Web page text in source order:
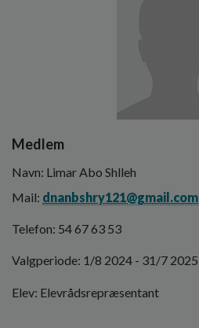
Medlem
Navn: Limar Abo Shlleh
Mail: dnanbshry121@gmail.com
Telefon: 54 67 63 53
Valgperiode: 1/8 2024 - 31/7 2025
Elev: Elevrådsrepræsentant